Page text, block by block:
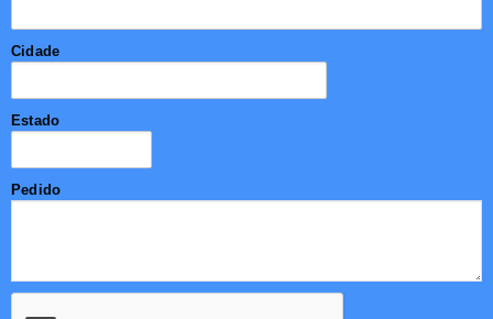
Cidade
Estado
Pedido